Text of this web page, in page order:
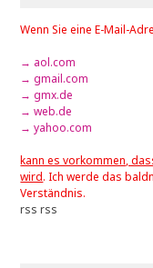
Wenn Sie eine E-Mail-
→ aol.com
→ gmail.com
→ gmx.de
→ web.de
→ yahoo.com
kann es vorkommen,
wird. Ich werde das
Verständnis.
rss rss